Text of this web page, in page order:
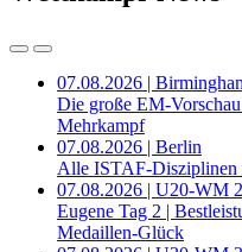
07.08.2026 |
Die große EM-
Mehrkampf
07.08.2026 | Berlin
Alle ISTAF-Disziplinen
07.08.2026 | U20-WM
Eugene Tag 2 |
Medaillen-Glück